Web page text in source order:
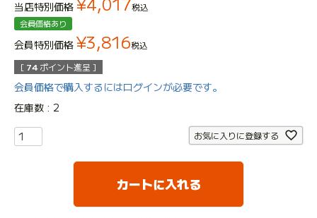
当店特別価格 税込
会員価格あり
会員特別価格 ¥3,816税込
[ 74 ポイント進呈 ]
会員価格で購入するにはログインが必要です。
在庫数
2
お気に入りに登録する
カートに入れる